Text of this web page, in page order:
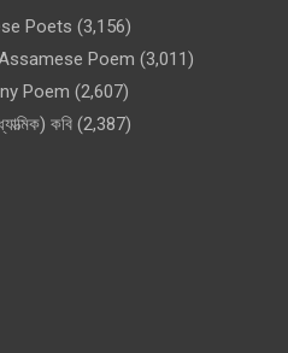
Poets (3,156)
Assamese Poem (3,011)
Poem (2,607)
কবি (2,387)